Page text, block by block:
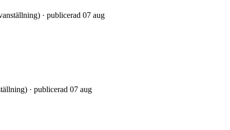
· publicerad 07 aug
· publicerad 07 aug